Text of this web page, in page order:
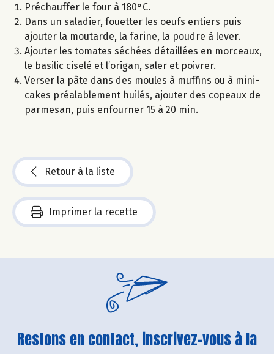
Préchauffer le four à 180°C.
Dans un saladier, fouetter les oeufs entiers puis
ajouter la moutarde, la farine, la poudre à lever.
Ajouter les tomates séchées détaillées en morceaux,
le basilic ciselé et l’origan, saler et poivrer.
Verser la pâte dans des moules à muffins ou à mini-
cakes préalablement huilés, ajouter des copeaux de
parmesan, puis enfourner 15 à 20 min.
Retour à la liste
Imprimer la recette
Restons en contact, inscrivez-vous à la